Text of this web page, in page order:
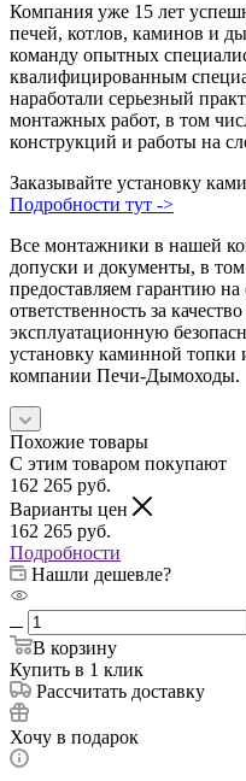
Компания уже 15 лет
печей, котлов, каминов и
команду опытных
квалифицированным
наработали серьезный
монтажных работ, в том
конструкций и работы на
Заказывайте установку
Подробности тут ->
Все монтажники в нашей
допуски и документы, в
предоставляем гарантию
ответственность за
эксплуатационную
установку каминной
компании Печи-Дымоходы.
Похожие товары
С этим товаром покупают
162 265 руб.
Варианты цен
162 265 руб.
Подробности
Нашли дешевле?
В корзину
Купить в 1 клик
Рассчитать доставку
Хочу в подарок